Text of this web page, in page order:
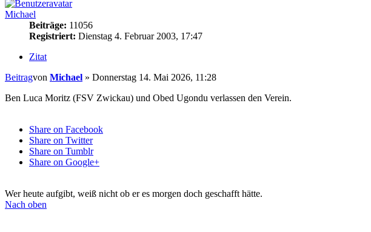
Michael
Beiträge: 11056
Registriert: Dienstag 4. Februar 2003, 17:47
Zitat
Beitragvon Michael » Donnerstag 14. Mai 2026, 11:28
Ben Luca Moritz (FSV Zwickau) und Obed Ugondu verlassen den Verein.
Share on Facebook
Share on Twitter
Share on Tumblr
Share on Google+
Wer heute aufgibt, weiß nicht ob er es morgen doch geschafft hätte.
Nach oben